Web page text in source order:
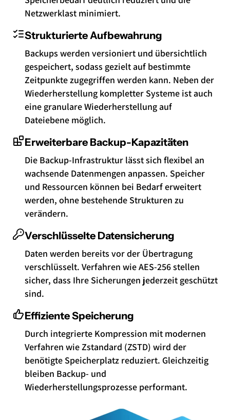
Netzwerklast minimiert.
Strukturierte Aufbewahrung
Backups werden versioniert und übersichtlich
gespeichert, sodass gezielt auf bestimmte
Zeitpunkte zugegriffen werden kann. Neben der
Wiederherstellung kompletter Systeme ist auch
eine granulare Wiederherstellung auf
Dateiebene möglich.
Erweiterbare Backup-Kapazitäten
Die Backup-Infrastruktur lässt sich flexibel an
wachsende Datenmengen anpassen. Speicher
und Ressourcen können bei Bedarf erweitert
werden, ohne bestehende Strukturen zu
verändern.
Verschlüsselte Datensicherung
Daten werden bereits vor der Übertragung
verschlüsselt. Verfahren wie AES-256 stellen
sicher, dass Ihre Sicherungen jederzeit geschützt
sind.
Effiziente Speicherung
Durch integrierte Kompression mit modernen
Verfahren wie Zstandard (ZSTD) wird der
benötigte Speicherplatz reduziert. Gleichzeitig
bleiben Backup- und
Wiederherstellungsprozesse performant.